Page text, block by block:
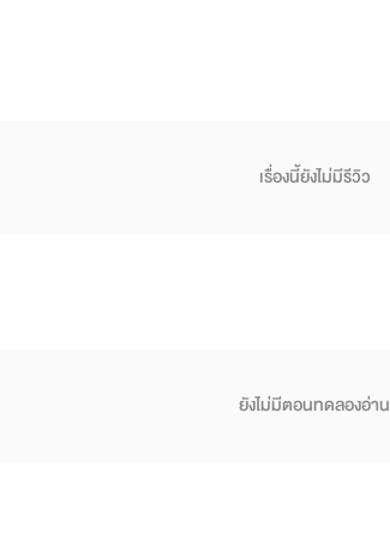
เรื่องนี้ยังไม่มีรีวิว
ยังไม่มีตอนทดลองอ่าน